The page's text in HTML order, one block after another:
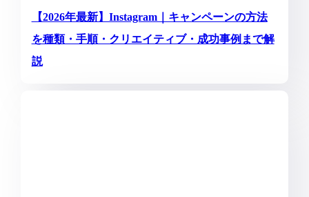
【2026年最新】Instagram｜キャンペーンの方法
を種類・手順・クリエイティブ・成功事例まで解
説